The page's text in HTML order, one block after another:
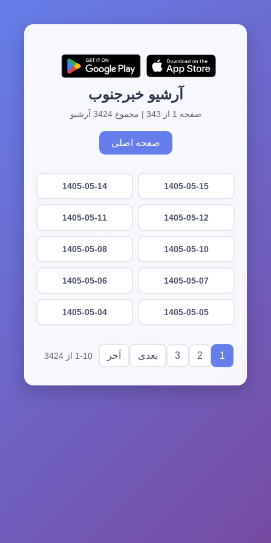
آرشیو خبرجنوب
صفحه 1 از 343 | مجموع 3424 آرشیو
صفحه اصلی
1405-05-15
1405-05-14
1405-05-12
1405-05-11
1405-05-10
1405-05-08
1405-05-07
1405-05-06
1405-05-05
1405-05-04
1
2
3 بعدی آخر 1-10 از 3424